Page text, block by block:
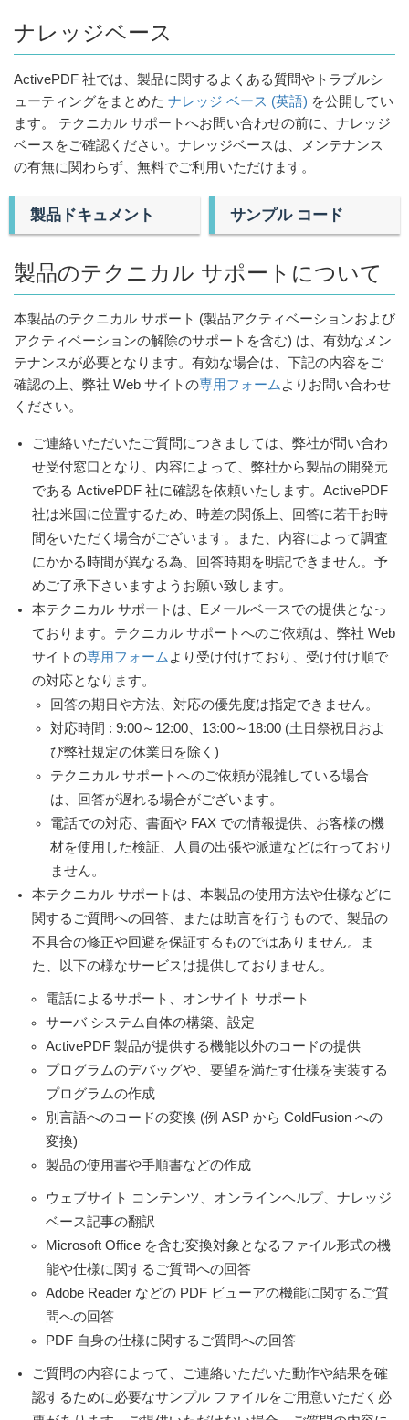
ナレッジベース
ActivePDF 社では、製品に関するよくある質問やトラブルシ
ューティングをまとめた ナレッジ ベース (英語) を公開してい
ます。 テクニカル サポートへお問い合わせの前に、ナレッジ
ベースをご確認ください。ナレッジベースは、メンテナンス
の有無に関わらず、無料でご利用いただけます。
製品ドキュメント サンプル コード
製品のテクニカル サポートについて
本製品のテクニカル サポート (製品アクティベーションおよび
アクティベーションの解除のサポートを含む) は、有効なメン
テナンスが必要となります。有効な場合は、下記の内容をご
確認の上、弊社 Web サイトの専用フォームよりお問い合わせ
ください。
ご連絡いただいたご質問につきましては、弊社が問い合わ
せ受付窓口となり、内容によって、弊社から製品の開発元
である ActivePDF 社に確認を依頼いたします。ActivePDF
社は米国に位置するため、時差の関係上、回答に若干お時
間をいただく場合がございます。また、内容によって調査
にかかる時間が異なる為、回答時期を明記できません。予
めご了承下さいますようお願い致します。
本テクニカル サポートは、Eメールベースでの提供となっ
ております。テクニカル サポートへのご依頼は、弊社 Web
サイトの専用フォーム より受け付けており、受け付け順で
の対応となります。
回答の期日や方法、対応の優先度は指定できません。
対応時間 : 9:00～12:00、13:00～18:00 (土日祭祝日およ
び弊社規定の休業日を除く)
テクニカル サポートへのご依頼が混雑している場合
は、回答が遅れる場合がございます。
電話での対応、書面や FAX での情報提供、お客様の機
材を使用した検証、人員の出張や派遣などは行っており
ません。
本テクニカル サポートは、本製品の使用方法や仕様などに
関するご質問への回答、または助言を行うもので、製品の
不具合の修正や回避を保証するものではありません。ま
た、以下の様なサービスは提供しておりません。
電話によるサポート、オンサイト サポート
サーバ システム自体の構築、設定
ActivePDF 製品が提供する機能以外のコードの提供
プログラムのデバッグや、要望を満たす仕様を実装する
プログラムの作成
別言語へのコードの変換 (例 ASP から ColdFusion への
変換)
製品の使用書や手順書などの作成
ウェブサイト コンテンツ、オンラインヘルプ、ナレッジ
ベース記事の翻訳
Microsoft Office を含む変換対象となるファイル形式の機
能や仕様に関するご質問への回答
Adobe Reader などの PDF ビューアの機能に関するご質
問への回答
PDF 自身の仕様に関するご質問への回答
ご質問の内容によって、ご連絡いただいた動作や結果を確
認するために必要なサンプル ファイルをご用意いただく必